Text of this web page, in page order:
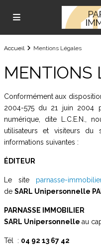
Accueil Mentions Légales
MENTIONS
Conformément aux
2004-575 du 21 juin 2004
numérique, dite L.C.E.N.,
utilisateurs et visiteurs du
informations suivantes :
ÉDITEUR
Le site parnasse-
de SARL Unipersonnelle
PARNASSE IMMOBILIER
SARL Unipersonnelle au
Tél : 04 92 13 67 42